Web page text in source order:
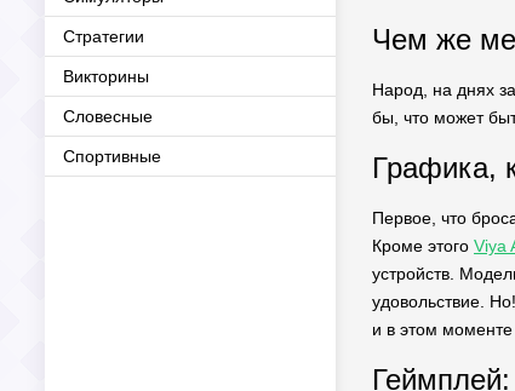
Стратегии
Викторины
Словесные
Спортивные
Чем же
Народ, на днях
бы, что может
Графика,
Первое, что
Кроме этого Viya
устройств.
удовольствие.
и в этом моменте